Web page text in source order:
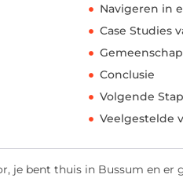
Navigeren in
Case Studies
Conclusie
Volgende
Veelgestelde
je bent thuis in Bussum en er